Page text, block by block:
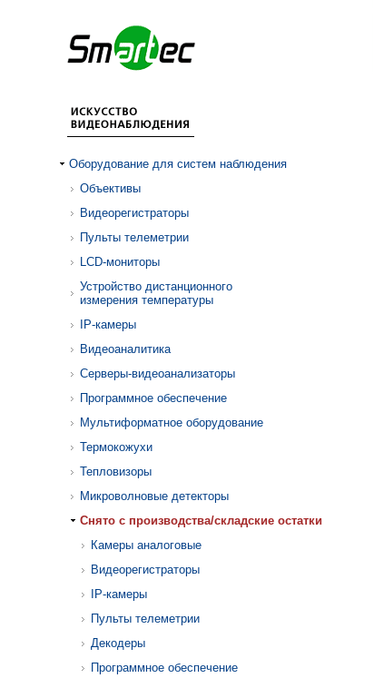
Оборудование для систем наблюдения
Объективы
Видеорегистраторы
Пульты телеметрии
LCD-мониторы
Устройство дистанционного
измерения температуры
IP-камеры
Видеоаналитика
Серверы-видеоанализаторы
Программное обеспечение
Мультиформатное оборудование
Термокожухи
Тепловизоры
Микроволновые детекторы
Cнято с производства/складские остатки
Камеры аналоговые
Видеорегистраторы
IP-камеры
Пульты телеметрии
Декодеры
Программное обеспечение